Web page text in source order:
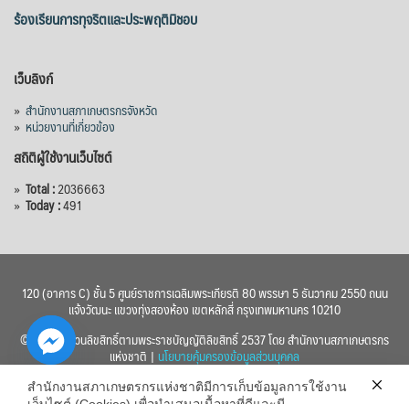
ร้องเรียนการทุจริตและประพฤติมิชอบ
เว็บลิงก์
» สำนักงานสภาเกษตรกรจังหวัด
» หน่วยงานที่เกี่ยวข้อง
สถิติผู้ใช้งานเว็บไซต์
» Total :2036663
» Today :491
120 (อาคาร C) ชั้น 5 ศูนย์ราชการเฉลิมพระเกียรติ 80 พรรษา 5 ธันวาคม 2550 ถนน
แจ้งวัฒนะ แขวงทุ่งสองห้อง เขตหลักสี่ กรุงเทพมหานคร 10210
© 2560 สงวนลิขสิทธิ์ตามพระราชบัญญัติลิขสิทธิ์ 2537 โดย สำนักงานสภาเกษตรกร
แห่งชาติ | นโยบายคุ้มครองข้อมูลส่วนบุคคล
สำนักงานสภาเกษตรกรแห่งชาติมีการเก็บข้อมูลการใช้งาน